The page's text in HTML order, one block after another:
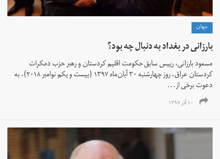
جهان
بارزانی در بغداد به‌ دنبال چه بود؟
مسعود بارزانی، رییس سابق حکومت اقلیم کردستان و رهبر حزب دمکرات
کردستان عراق، روز چهارشنبه ۳۰ آبان‌ماه ۱۳۹۷ (بیست و یکم نوامبر ۲۰۱۸)، به
دعوت برخی از...
۱۰ آذر ۱۳۹۷